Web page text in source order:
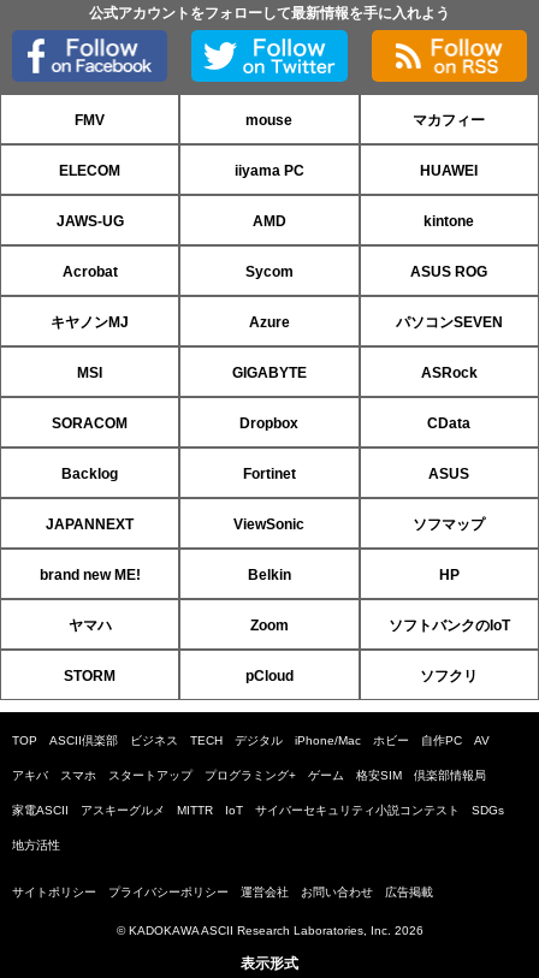
公式アカウントをフォローして最新情報を手に入れよう
FMV mouse マカフィー
ELECOM iiyama PC HUAWEI
JAWS-UG AMD kintone
Acrobat Sycom ASUS ROG
キヤノンMJ Azure パソコンSEVEN
MSI GIGABYTE ASRock
SORACOM Dropbox CData
Backlog Fortinet ASUS
JAPANNEXT ViewSonic ソフマップ
brand new ME! Belkin HP
ヤマハ Zoom ソフトバンクのIoT
STORM pCloud ソフクリ
TOP ASCII倶楽部 ビジネス TECH デジタル iPhone/Mac ホビー 自作PC AV
アキバ スマホ スタートアップ プログラミング+ ゲーム 格安SIM 倶楽部情報局
家電ASCII アスキーグルメ MITTR IoT サイバーセキュリティ小説コンテスト SDGs
地方活性
サイトポリシー プライバシーポリシー 運営会社 お問い合わせ 広告掲載
© KADOKAWA ASCII Research Laboratories, Inc. 2026
表示形式